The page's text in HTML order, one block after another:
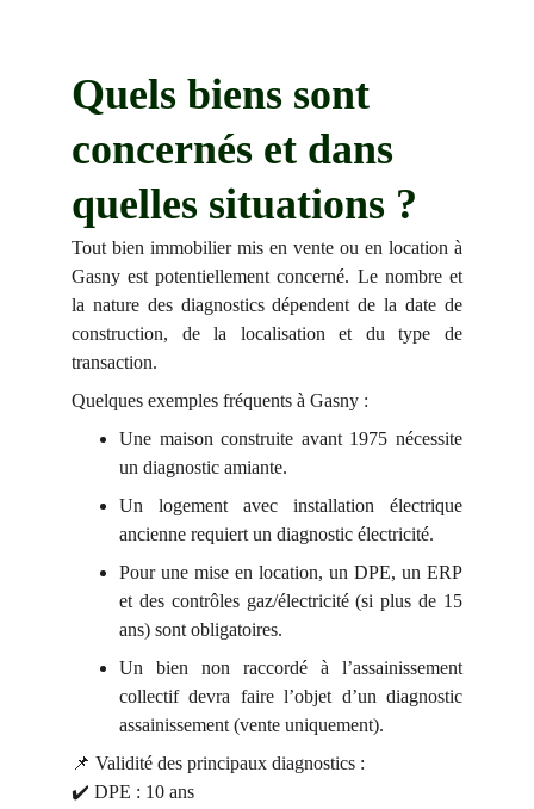
Quels biens sont
concernés et dans
quelles situations ?
Tout bien immobilier mis en vente ou en location à
Gasny est potentiellement concerné. Le nombre et
la nature des diagnostics dépendent de la date de
construction, de la localisation et du type de
transaction.
Quelques exemples fréquents à Gasny :
Une maison construite avant 1975 nécessite
un diagnostic amiante.
Un logement avec installation électrique
ancienne requiert un diagnostic électricité.
Pour une mise en location, un DPE, un ERP
et des contrôles gaz/électricité (si plus de 15
ans) sont obligatoires.
Un bien non raccordé à l’assainissement
collectif devra faire l’objet d’un diagnostic
assainissement (vente uniquement).
📌 Validité des principaux diagnostics :
✔️ DPE : 10 ans